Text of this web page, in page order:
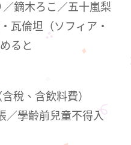
鏑木ろこ／五十嵐梨
瓦倫坦（ソフィア・
ると
稅、含飲料費）
／學齡前兒童不得入